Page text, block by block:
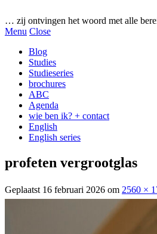
… zij ontvingen het woord met alle
Menu Close
Blog
Studies
Studieseries
brochures
ABC
Agenda
wie ben ik? + contact
English
English series
profeten vergrootglas
Geplaatst 16 februari 2026 om 2560 ×